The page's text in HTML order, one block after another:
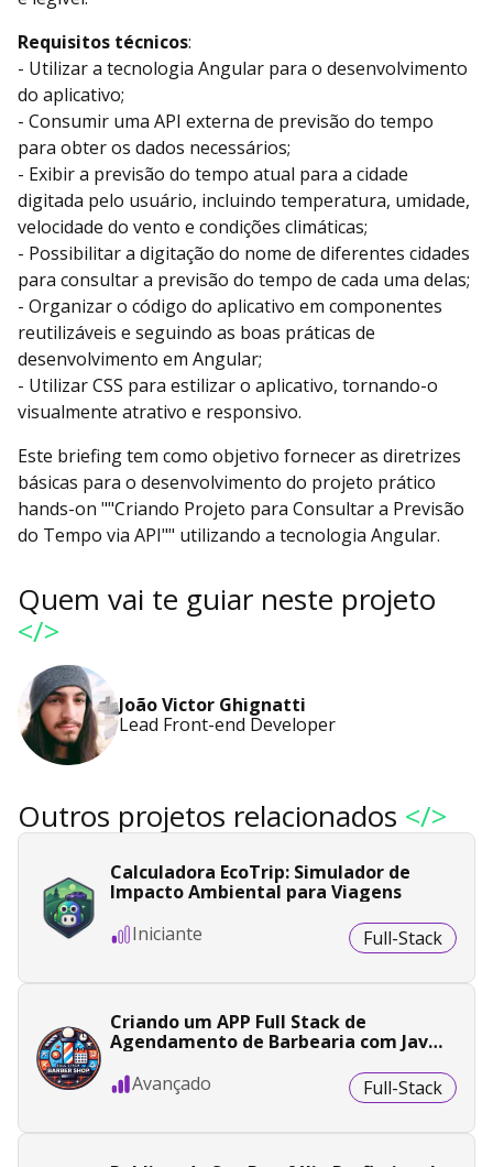
Requisitos técnicos:
- Utilizar a tecnologia Angular para o desenvolvimento
do aplicativo;
- Consumir uma API externa de previsão do tempo
para obter os dados necessários;
- Exibir a previsão do tempo atual para a cidade
digitada pelo usuário, incluindo temperatura, umidade,
velocidade do vento e condições climáticas;
- Possibilitar a digitação do nome de diferentes cidades
para consultar a previsão do tempo de cada uma delas;
- Organizar o código do aplicativo em componentes
reutilizáveis e seguindo as boas práticas de
desenvolvimento em Angular;
- Utilizar CSS para estilizar o aplicativo, tornando-o
visualmente atrativo e responsivo.
Este briefing tem como objetivo fornecer as diretrizes
básicas para o desenvolvimento do projeto prático
hands-on ""Criando Projeto para Consultar a Previsão
do Tempo via API"" utilizando a tecnologia Angular.
Quem vai te guiar neste projeto
</>
João Victor Ghignatti
Lead Front-end Developer
Outros projetos relacionados </>
Calculadora EcoTrip: Simulador de
Impacto Ambiental para Viagens
Iniciante
Full-Stack
Criando um APP Full Stack de
Agendamento de Barbearia com Java
Avançado
Full-Stack